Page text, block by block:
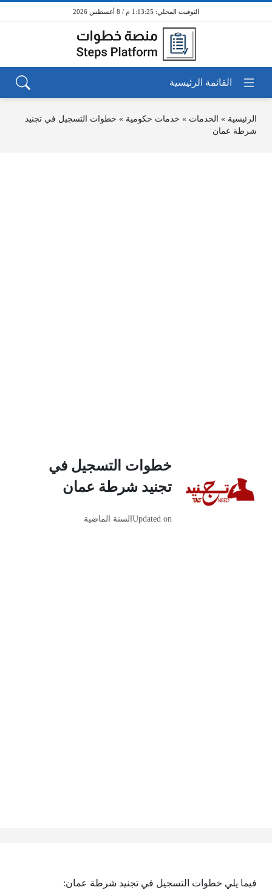
1:13:25 م / 8 أغسطس 2026
الرئيسية » الخدمات » خدمات حكومية » خطوات التسجيل في تجنيد
شرطة عمان
خطوات التسجيل في
تجنيد شرطة عمان
Updated onالسنة الماضية
فيما يلي خطوات التسجيل في تجنيد شرطة عمان: